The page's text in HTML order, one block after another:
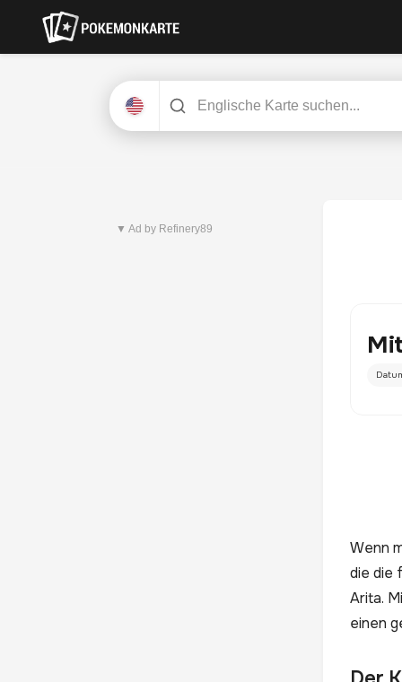
▼ Ad by Refinery89
Wenn
die die
Arita.
einen